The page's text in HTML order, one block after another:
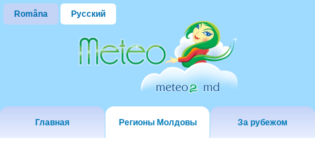
Româna Русский
Главная Регионы Молдовы За рубежом